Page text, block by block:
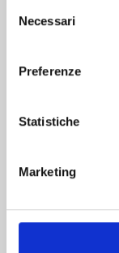
delNecessari
Preferenze
Statistiche
Marketing